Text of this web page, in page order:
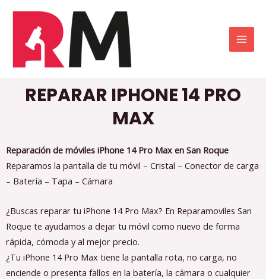
REPARAR IPHONE 14 PRO
MAX
Reparación de móviles iPhone 14 Pro Max en San Roque
Reparamos la pantalla de tu móvil – Cristal – Conector de carga
– Batería – Tapa – Cámara
¿Buscas reparar tu iPhone 14 Pro Max? En Reparamoviles San
Roque te ayudamos a dejar tu móvil como nuevo de forma
rápida, cómoda y al mejor precio.
¿Tu iPhone 14 Pro Max tiene la pantalla rota, no carga, no
enciende o presenta fallos en la batería, la cámara o cualquier